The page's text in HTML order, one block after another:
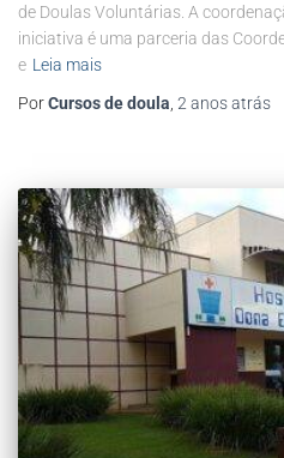
de Doulas Voluntárias. A
iniciativa é uma parceria das
e Leia mais
PorCursos de doula 2 anosatrás